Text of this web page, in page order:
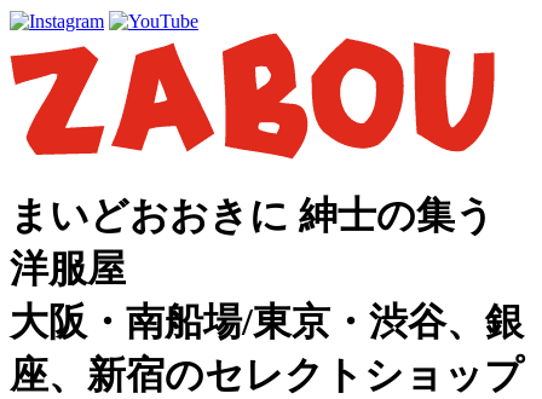
まいどおおきに 紳士の集う
洋服屋
大阪・南船場/東京・渋谷、銀
座、新宿のセレクトショップ